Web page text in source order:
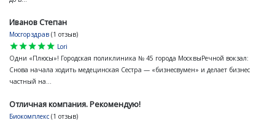
Иванов Степан
Мосгорздрав (1 отзыв)
star
star
star
star
star
Lori
Одни «Плюсы»! Городская поликлиника № 45 города МосквыРечной вокзал:
Снова начала ходить медецинская Сестра — «бизнесвумен» и делает бизнес
частный на...
Отличная компания. Рекомендую!
Биокомплекс (1 отзыв)